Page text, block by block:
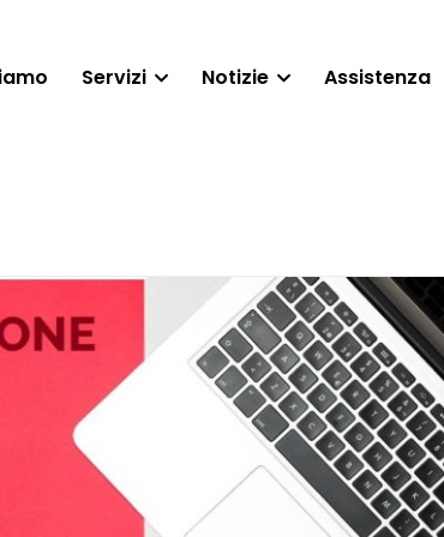
Servizi Notizie Assistenza